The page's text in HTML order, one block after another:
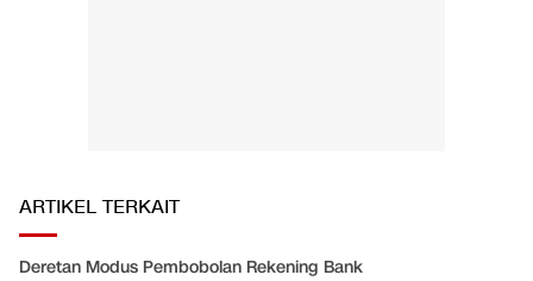
ARTIKEL TERKAIT
Deretan Modus Pembobolan Rekening Bank